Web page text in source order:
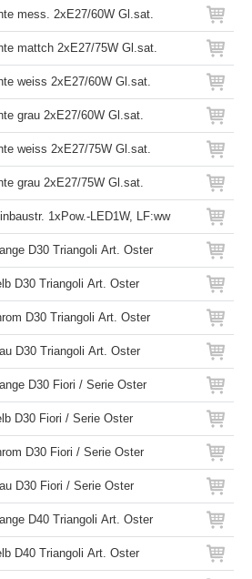
mess. 2xE27/60W Gl.sat.
mattch 2xE27/75W Gl.sat.
weiss 2xE27/60W Gl.sat.
grau 2xE27/60W Gl.sat.
weiss 2xE27/75W Gl.sat.
grau 2xE27/75W Gl.sat.
1xPow.-LED1W, LF:ww
D30 Triangoli Art. Oster
D30 Triangoli Art. Oster
D30 Triangoli Art. Oster
D30 Triangoli Art. Oster
D30 Fiori / Serie Oster
D30 Fiori / Serie Oster
D30 Fiori / Serie Oster
D30 Fiori / Serie Oster
D40 Triangoli Art. Oster
D40 Triangoli Art. Oster